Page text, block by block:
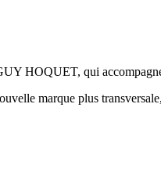
HOQUET, qui
marque plus